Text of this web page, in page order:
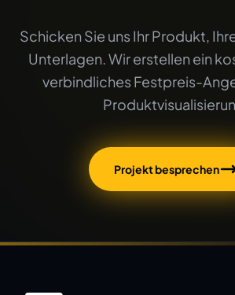
Schicken Sie uns Ihr Produkt,
Unterlagen. Wir erstellen ein
verbindliches Festpreis-
Projekt besprechen